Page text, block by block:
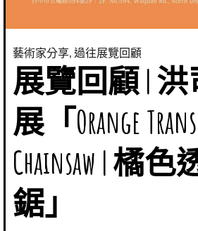
藝術家分享,過往展覽回顧
展覽回顧 |
展「Orange
Chainsaw | 橘
鋸」